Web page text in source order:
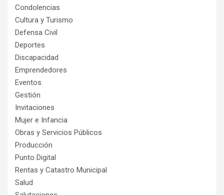
Condolencias
Cultura y Turismo
Defensa Civil
Deportes
Discapacidad
Emprendedores
Eventos
Gestión
Invitaciones
Mujer e Infancia
Obras y Servicios Públicos
Producción
Punto Digital
Rentas y Catastro Municipal
Salud